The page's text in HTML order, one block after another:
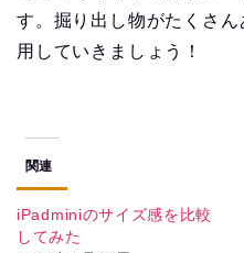
す。掘り出し物がたくさ
用していきましょう！
関連
iPadminiのサイズ感を比較
してみた